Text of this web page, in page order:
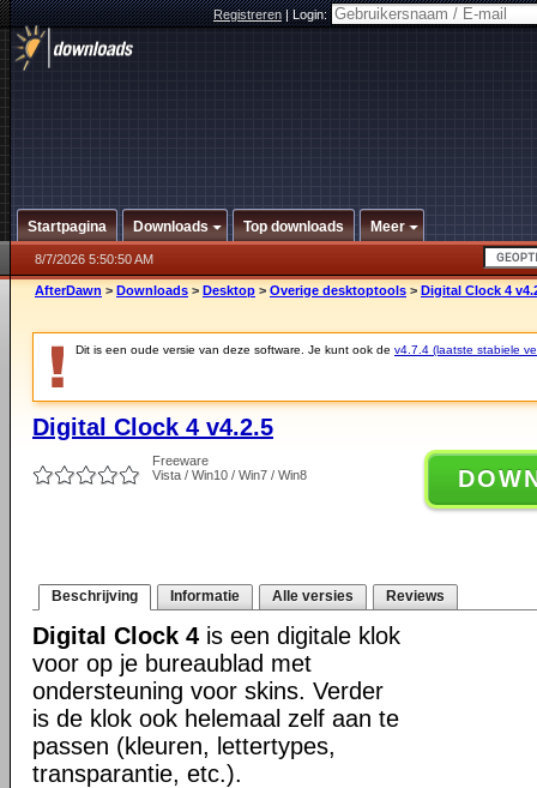
Registreren|Login:
Startpagina Downloads Top downloads Meer
8/7/2026 5:50:50 AM
AfterDawn > Downloads > Desktop > Overige desktoptools > Digital Clock 4
Dit is een oude versie van deze software. Je kunt ook de v4.7.4 (laatste stabiele
Digital Clock 4 v4.2.5
Freeware
Vista / Win10 / Win7 / Win8
Beschrijving Informatie Alle versies Reviews
Digital Clock 4 is een digitale klok
voor op je bureaublad met
ondersteuning voor skins. Verder
is de klok ook helemaal zelf aan te
passen (kleuren, lettertypes,
transparantie, etc.).